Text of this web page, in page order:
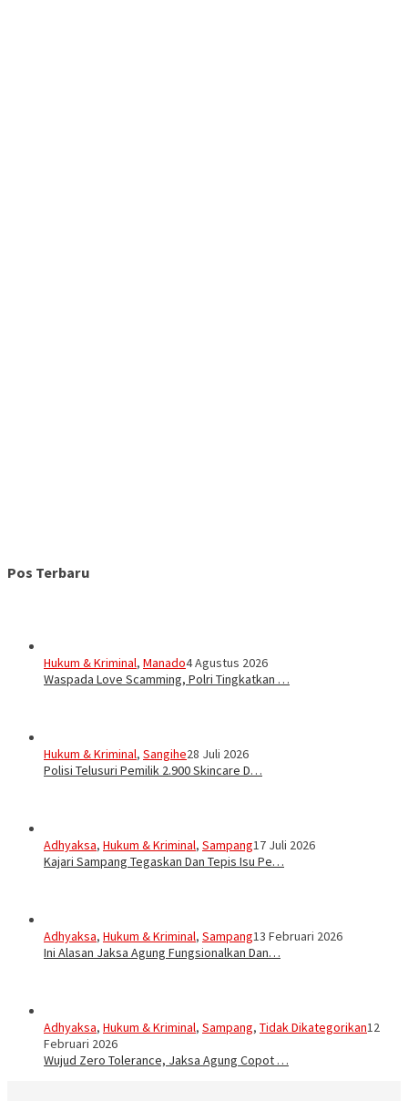
Pos Terbaru
Hukum & Kriminal, Manado4 Agustus 2026
Waspada Love Scamming, Polri Tingkatkan …
Hukum & Kriminal, Sangihe28 Juli 2026
Polisi Telusuri Pemilik 2.900 Skincare D…
Adhyaksa, Hukum & Kriminal, Sampang17 Juli 2026
Kajari Sampang Tegaskan Dan Tepis Isu Pe…
Adhyaksa, Hukum & Kriminal, Sampang13 Februari 2026
Ini Alasan Jaksa Agung Fungsionalkan Dan…
Adhyaksa, Hukum & Kriminal, Sampang, Tidak Dikategorikan12
Februari 2026
Wujud Zero Tolerance, Jaksa Agung Copot …